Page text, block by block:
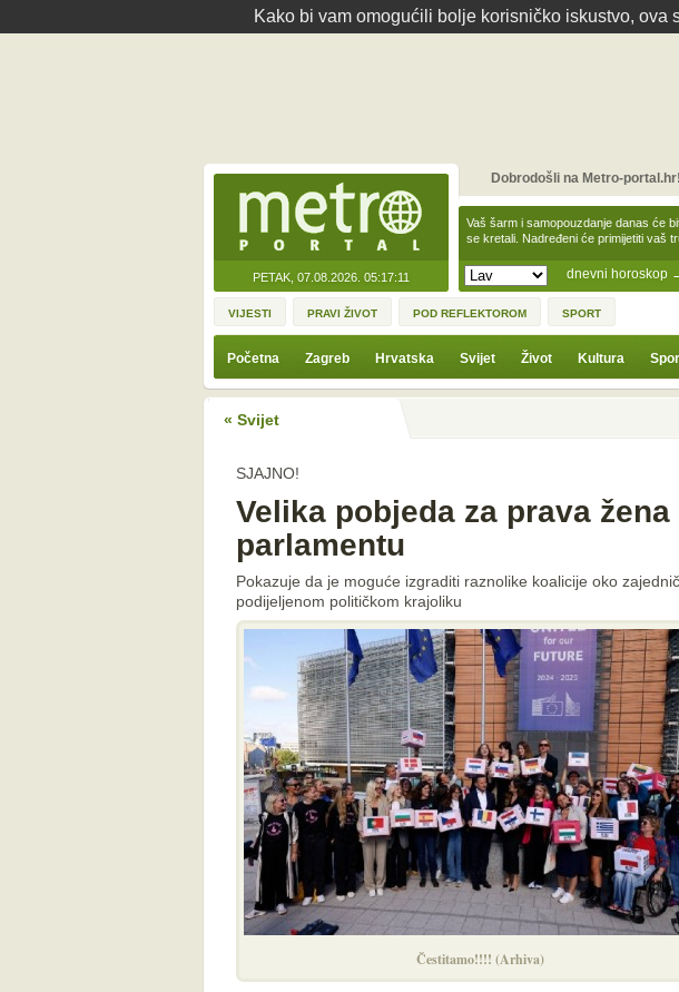
Kako bi vam omogućili bolje korisničko iskustvo,
PETAK, 07.08.2026. 05:17:11 dnevni horoskop
Vaš šarm i samopouzdanje danas će
se kretali. Nadređeni će primijetiti vaš
Dobrodošli na Metro-portal.hr!
VIJESTI PRAVI ŽIVOT POD REFLEKTOROM SPORT
Početna Zagreb Hrvatska Svijet Život Kultura
« Svijet Prethodna
SJAJNO!
Velika pobjeda za prava
parlamentu
Pokazuje da je moguće izgraditi raznolike koalicije oko
podijeljenom političkom krajoliku
Čestitamo!!!! (Arhiva)